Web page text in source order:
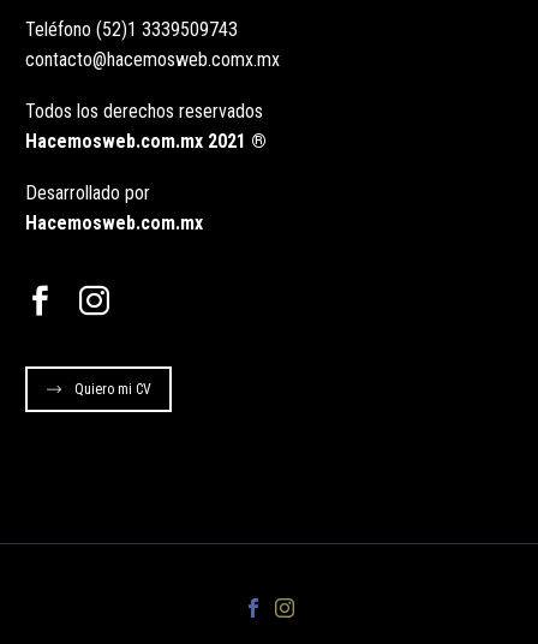
Teléfono (52)1 3339509743
contacto@hacemosweb.comx.mx
Todos los derechos reservados
Hacemosweb.com.mx 2021 ®
Desarrollado por
Hacemosweb.com.mx
Quiero mi CV